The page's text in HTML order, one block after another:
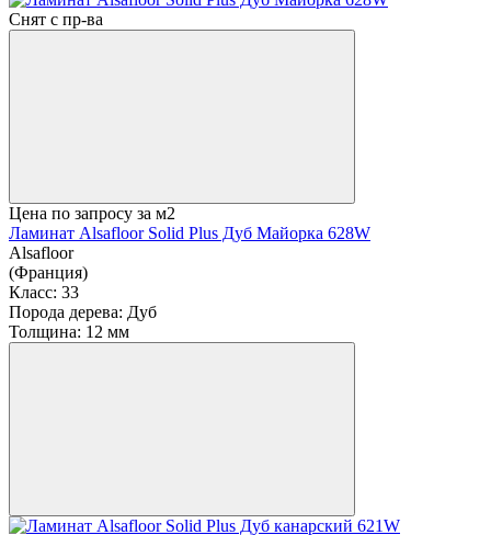
Снят с пр-ва
Цена по запросу за м2
Ламинат Alsafloor Solid Plus Дуб Майорка 628W
Alsafloor
(Франция)
Класс: 33
Порода дерева: Дуб
Толщина: 12 мм